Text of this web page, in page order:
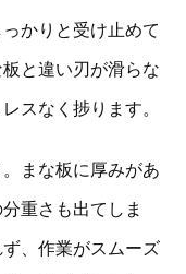
かりと受け止めて
と違い刃が滑らな
スなく捗ります。
まな板に厚みがあ
重さも出てしま
、作業がスムーズ